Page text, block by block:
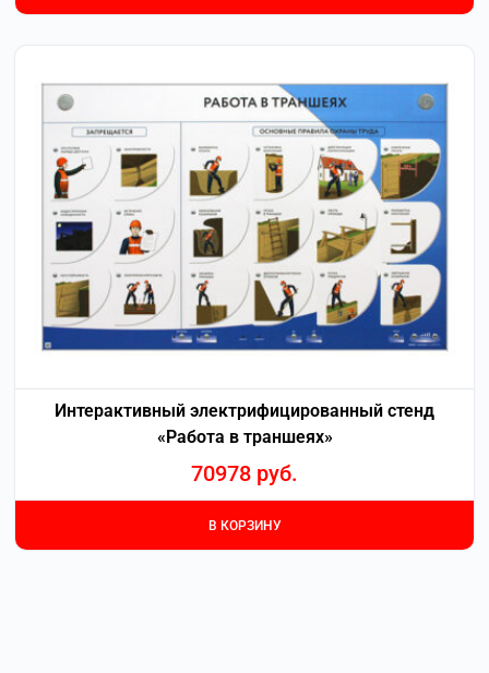
Интерактивный электрифицированный стенд
«Работа в траншеях»
70978 руб.
В КОРЗИНУ